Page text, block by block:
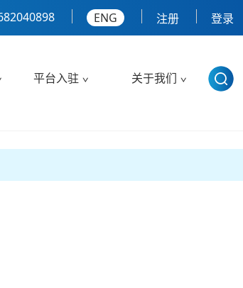
ENG 注册 登录
平台入驻 关于我们